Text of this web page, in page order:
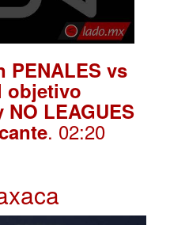
PENALES vs
objetivo
LEAGUES
. 02:20